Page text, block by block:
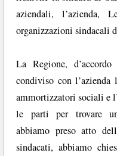
aziendali, l’azienda,
organizzazioni sindacali
La Regione,
condiviso con
ammortizzatori sociali e
le parti per trovare
abbiamo preso atto
sindacati, abbiamo